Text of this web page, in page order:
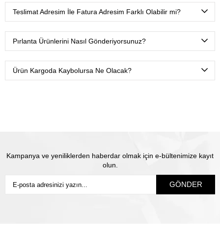
yapabiliyoruz.
Teslimat Adresim İle Fatura Adresim Farklı Olabilir mi?
farklı tanımlamanız yeterli olacaktır.
Pırlanta Ürünlerini Nasıl Gönderiyorsunuz?
olduğunuz isme teslim olacak şekilde sigortalı olarak
gönderiyoruz.
Ürün Kargoda Kaybolursa Ne Olacak?
Kampanya ve yeniliklerden haberdar olmak için e-bültenimize kayıt
olun.
GÖNDER